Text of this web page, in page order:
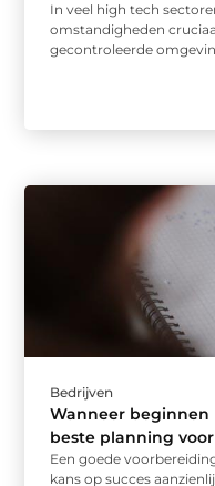
In veel high tech
omstandigheden
gecontroleerde
Bedrijven
Wanneer
beste planning
Een goede
kans op succes